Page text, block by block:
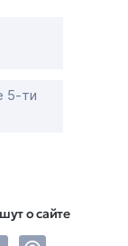
5-ти
о сайте